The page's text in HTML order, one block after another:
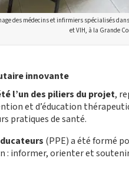
des médecins et infirmiers spécialisés
et VIH, à la Grande
innovante
l’un des piliers du projet,
et d’éducation
pratiques de santé.
(PPE) a été formé
: informer, orienter et